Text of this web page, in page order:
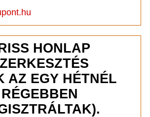
HONLAP
AZ EGY HÉTNÉL
RÉGEBBEN